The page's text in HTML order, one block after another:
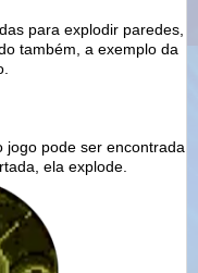
para explodir paredes,
também, a exemplo da
jogo pode ser encontrada
ela explode.